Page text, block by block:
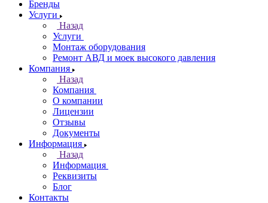
Бренды
Услуги
Назад
Услуги
Монтаж оборудования
Ремонт АВД и моек высокого давления
Компания
Назад
Компания
О компании
Лицензии
Отзывы
Документы
Информация
Назад
Информация
Реквизиты
Блог
Контакты